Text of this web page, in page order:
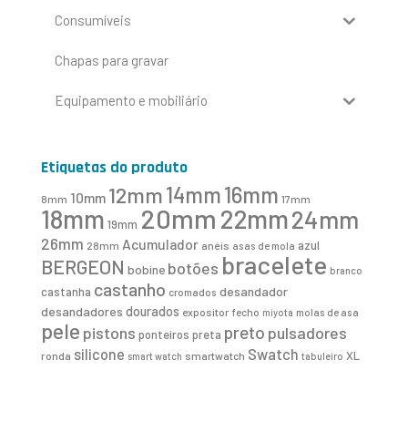
Consumíveis
Chapas para gravar
Equipamento e mobiliário
Etiquetas do produto
8mm 10mm 12mm14mm16mm 17mm
18mm 19mm 20mm 22mm24mm
26mm 28mm Acumulador anéis asas de mola azul
BERGEON bobine botões bracelete branco
castanha castanho cromados desandador
desandadores dourados expositor fecho miyota molas de asa
pele pistons ponteiros preta preto pulsadores
ronda silicone smart watch smartwatch Swatch tabuleiro XL